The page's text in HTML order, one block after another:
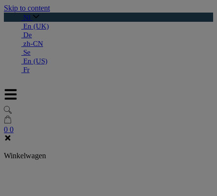
Skip to content
Nl
En (UK)
De
zh-CN
Se
En (US)
Fr
0 0
Winkelwagen